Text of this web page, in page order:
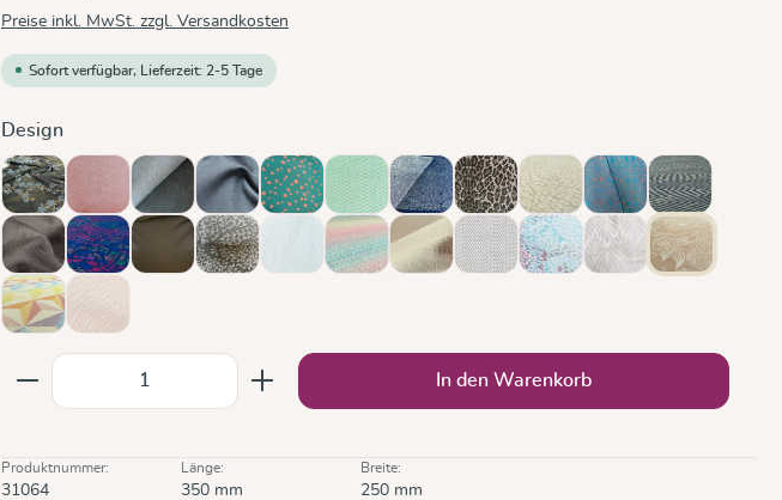
Preise inkl. MwSt. zzgl. Versandkosten
Sofort verfügbar, Lieferzeit: 2-5 Tage
Designauswählen
Blaue BlüteChili Doubleface Anthrazit
Graphit Hope Jade Kipos Leo Leo PureLudwig Metro
Mocca Mosaik Sparks in the Dark
Olive OlivenzweigOzean
(Diese Option ist zurzeit nicht verfügbar.)
Prima Aurora
Sand Silber
(Diese Option ist zurzeit nicht verfügbar.)
SommermosaikTrias Creme Leinen
(Diese Option ist zurzeit
Zauberwald
Zephyr Zimt
(Diese Option ist zurzeit nicht verfügbar.)
Produkt Anzahl: Gib den gewünschten Wert ein oder
In den Warenkorb
Produktnummer:
31064
Länge:
350 mm
Breite:
250 mm